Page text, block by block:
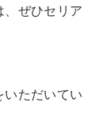
ぜひセリア
ただいてい